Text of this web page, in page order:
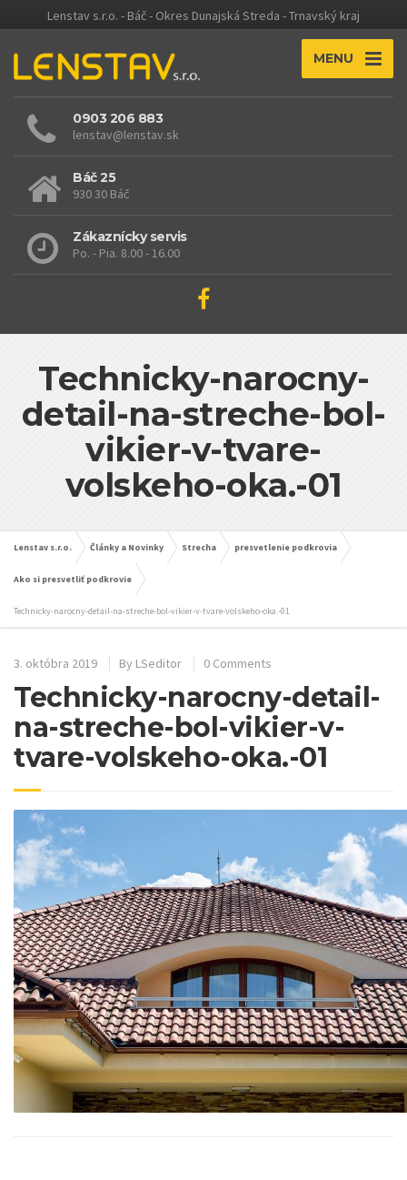
Lenstav s.r.o. - Báč - Okres Dunajská Streda - Trnavský kraj
MENU
0903 206 883
lenstav@lenstav.sk
Báč 25
930 30 Báč
Zákaznícky servis
Po. - Pia. 8.00 - 16.00
Technicky-narocny-
detail-na-streche-bol-
vikier-v-tvare-
volskeho-oka.-01
Lenstav s.r.o. Články a Novinky Strecha presvetlenie podkrovia
Ako si presvetliť podkrovie
Technicky-narocny-detail-na-streche-bol-vikier-v-tvare-volskeho-oka.-01
3. októbra 2019 By LSeditor 0 Comments
Technicky-narocny-detail-
na-streche-bol-vikier-v-
tvare-volskeho-oka.-01